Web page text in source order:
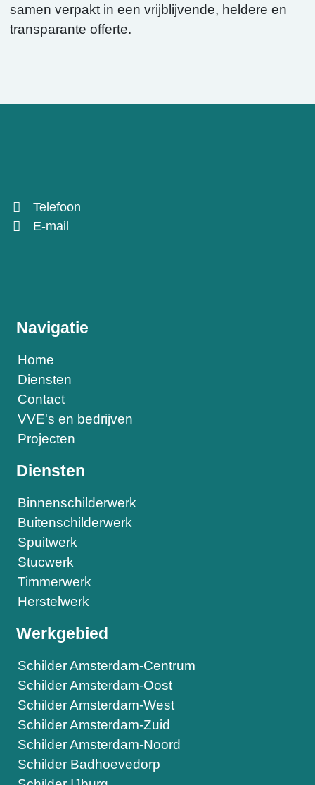
samen verpakt in een vrijblijvende, heldere en
transparante offerte.
Telefoon
E-mail
Navigatie
Home
Diensten
Contact
VVE's en bedrijven
Projecten
Diensten
Binnenschilderwerk
Buitenschilderwerk
Spuitwerk
Stucwerk
Timmerwerk
Herstelwerk
Werkgebied
Schilder Amsterdam-Centrum
Schilder Amsterdam-Oost
Schilder Amsterdam-West
Schilder Amsterdam-Zuid
Schilder Amsterdam-Noord
Schilder Badhoevedorp